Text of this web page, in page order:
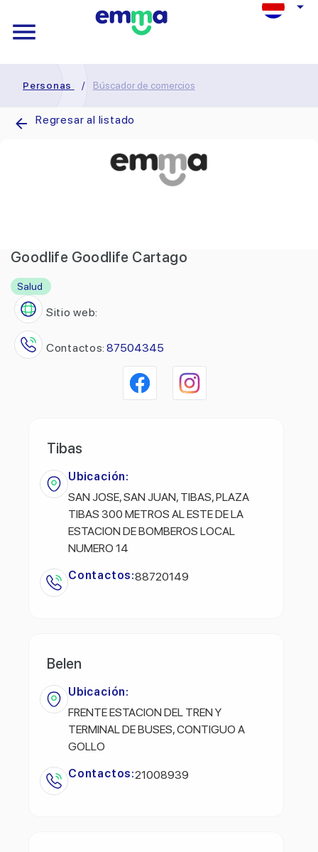
Personas / Búscador de comercios
Regresar al listado
Goodlife Goodlife Cartago
Salud
Sitio web:
Contactos: 87504345
Tibas
Ubicación:
SAN JOSE, SAN JUAN, TIBAS, PLAZA
TIBAS 300 METROS AL ESTE DE LA
ESTACION DE BOMBEROS LOCAL
NUMERO 14
Contactos:88720149
Belen
Ubicación:
FRENTE ESTACION DEL TREN Y
TERMINAL DE BUSES, CONTIGUO A
GOLLO
Contactos:21008939